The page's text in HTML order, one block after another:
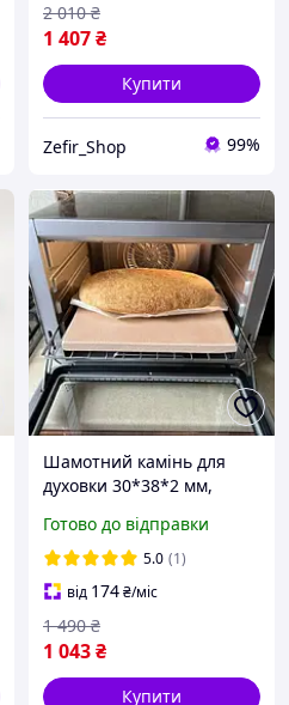
1 407₴
2 010 ₴
Купити
Zefir_Shop 99%
Шамотний камінь для
духовки 30*38*2 мм,
піци, хліба та домашньої
випічки
Готово до відправки
5.0 (1)
від 174₴/міс
1 043₴
1 490 ₴
Купити